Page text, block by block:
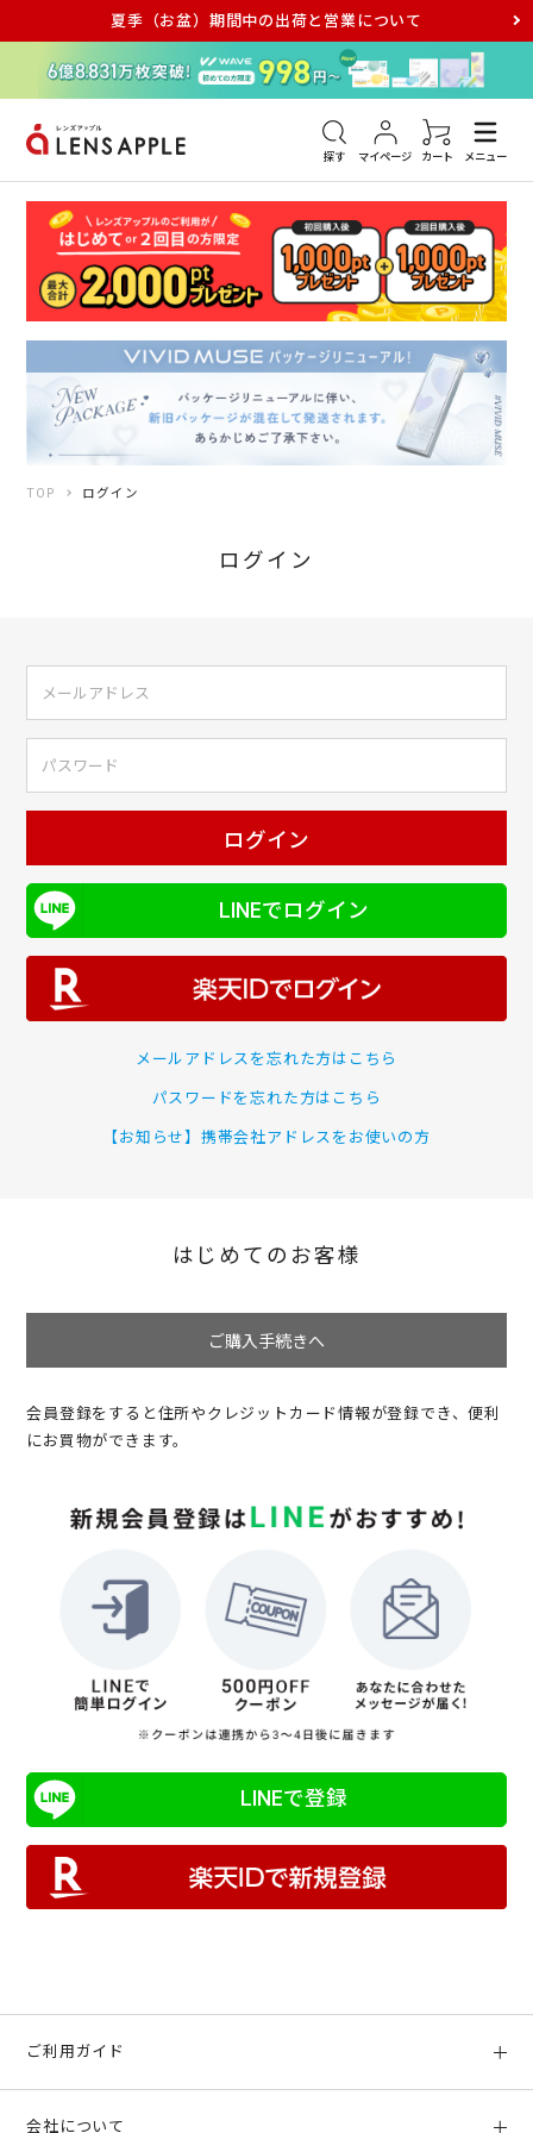
夏季（お盆）期間中の出荷と営業について
探す マイページ カート メニュー
アキュビュー メダリスト メガネ
TOP ログイン
ログイン
ログイン
LINEでログイン
メールアドレスを忘れた方はこちら
パスワードを忘れた方はこちら
【お知らせ】携帯会社アドレスをお使いの方
はじめてのお客様
ご購入手続きへ
会員登録をすると住所やクレジットカード情報が登録でき、便利
にお買物ができます。
LINEで登録
ご利用ガイド
会社について